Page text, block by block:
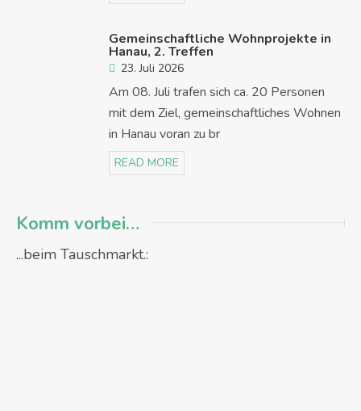
Gemeinschaftliche Wohnprojekte in
Hanau, 2. Treffen
23. Juli 2026
Am 08. Juli trafen sich ca. 20 Personen
mit dem Ziel, gemeinschaftliches Wohnen
in Hanau voran zu br
READ MORE
Komm vorbei…
...beim Tauschmarkt.: